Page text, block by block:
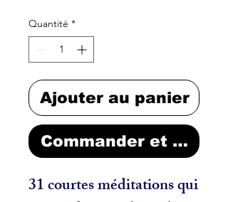
Quantité *
Ajouter au panier
Commander et payer
31 courtes méditations qui